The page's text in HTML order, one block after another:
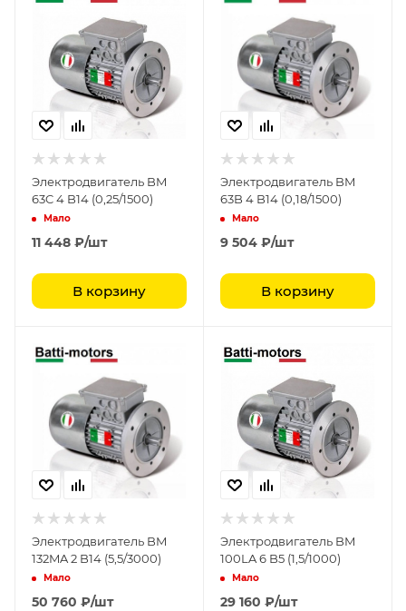
Электродвигатель BM
63C 4 B14 (0,25/1500)
Мало
11 448 ₽/шт
В корзину
Электродвигатель BM
63B 4 B14 (0,18/1500)
Мало
9 504 ₽/шт
В корзину
Электродвигатель BM
132MA 2 B14 (5,5/3000)
Мало
50 760 ₽/шт
Электродвигатель BM
100LA 6 B5 (1,5/1000)
Мало
29 160 ₽/шт